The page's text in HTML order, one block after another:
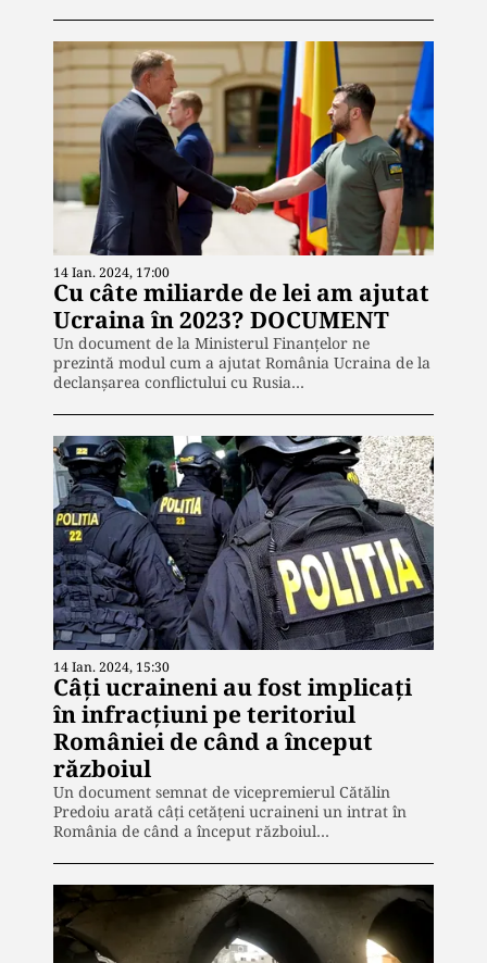
14 Ian. 2024, 17:00
Cu câte miliarde de lei am ajutat
Ucraina în 2023? DOCUMENT
Un document de la Ministerul Finanțelor ne
prezintă modul cum a ajutat România Ucraina de la
declanșarea conflictului cu Rusia…
14 Ian. 2024, 15:30
Câți ucraineni au fost implicați
în infracțiuni pe teritoriul
României de când a început
războiul
Un document semnat de vicepremierul Cătălin
Predoiu arată câți cetățeni ucraineni un intrat în
România de când a început războiul…